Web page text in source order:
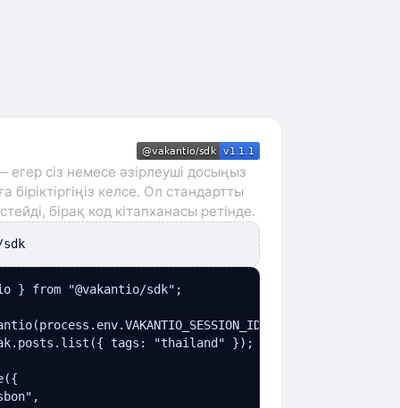
сіз немесе әзірлеуші досыңыз
келсе. Ол стандартты
бірақ код кітапханасы ретінде.
} from "@vakantio/sdk";
tags: "thailand" });